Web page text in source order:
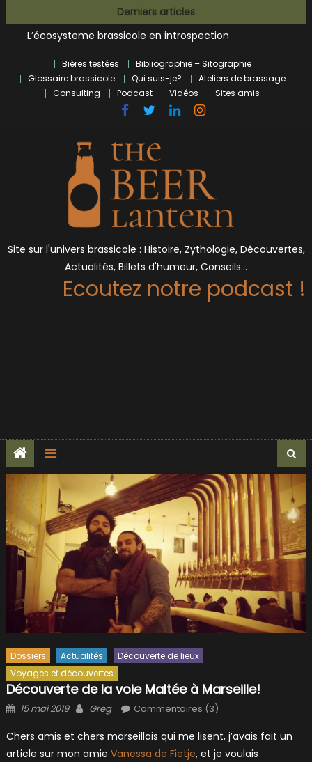
to
content
Derniers articles
Bières et célébrités
L’écosysteme brassicole en introspection
Zoumaï : pionnier de la révolution craft à Marseille
L’intelligence artificielle dans le milieu brassicole
BrewDog racheté par Tilray pour une bouchée de pain ?
Bières et célébrités
Bières testées
Bibliographie – Sitographie
Glossaire brassicole
Qui suis-je?
Ateliers de brassage
Consulting
Podcast Vidéos Sites amis
Site sur l'univers brassicole : Histoire, Zythologie, Découvertes,
Actualités, Billets d'humeur, Conseils…
Ecoutez notre podcast !
Dossiers Actualités
Découverte de lieux
Voyages et découvertes
Découverte de la voie Maltée à Marseille!
Posted
15 mai 2019 Author
Greg Commentaires (3)
Chers amis et chers marseillais qui me lisent, j’avais fait un
article sur mon amie Vanessa de Fietje, et je voulais